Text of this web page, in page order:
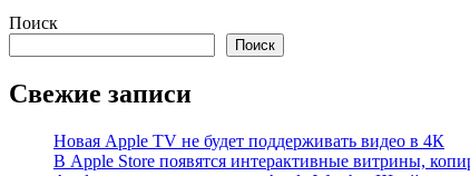
Поиск
Поиск
Свежие записи
Новая Apple TV не будет поддерживать видео в 4К
В Apple Store появятся интерактивные витрины,